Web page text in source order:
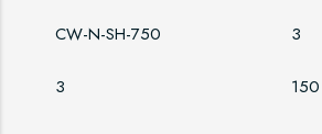
CW-N-SH-750 3
3 150